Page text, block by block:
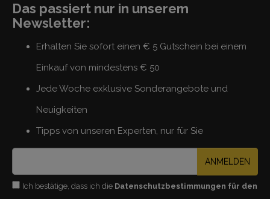
Das passiert nur in unserem
Newsletter:
Erhalten Sie sofort einen € 5 Gutschein bei einem
Einkauf von mindestens € 50
Jede Woche exklusive Sonderangebote und
Neuigkeiten
Tipps von unseren Experten, nur für Sie
ANMELDEN
Ich bestätige, dass ich die Datenschutzbestimmungen für den